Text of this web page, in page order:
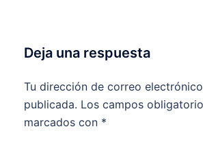
Deja una respuesta
Tu dirección de correo
publicada. Los campos
marcados con *